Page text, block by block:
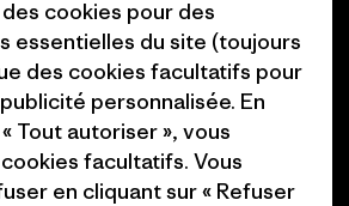
Industry program
Programme d’affiliation
Patagonia Luxembourg Plan du
site
cookies pour des
essentielles du site (toujours
des cookies facultatifs pour
personnalisée. En
Tout autoriser », vous
facultatifs. Vous
en cliquant sur « Refuser